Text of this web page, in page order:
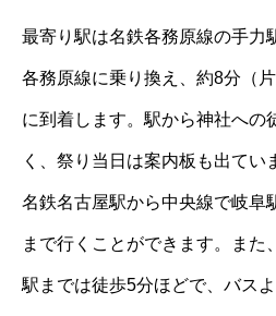
最寄り駅は名鉄各務原線の手力
各務原線に乗り換え、約8分（
に到着します。駅から神社への
く、祭り当日は案内板も出てい
名鉄名古屋駅から中央線で岐阜
まで行くことができます。また
駅までは徒歩5分ほどで、バス